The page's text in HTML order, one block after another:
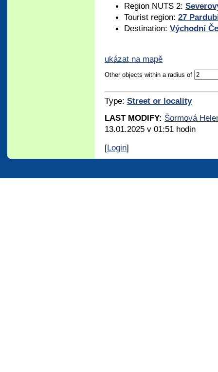
Region NUTS 2:
Tourist region: 27
Destination: Východní
ukázat na mapě
Other objects within a radius of
Type: Street or locality
LAST MODIFY: Šormová
13.01.2025 v 01:51 hodin
[Login]